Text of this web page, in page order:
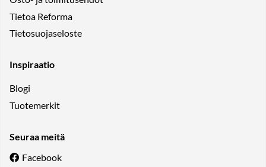
Tietoa Reforma
Tietosuojaseloste
Inspiraatio
Blogi
Tuotemerkit
Seuraa meitä
Facebook